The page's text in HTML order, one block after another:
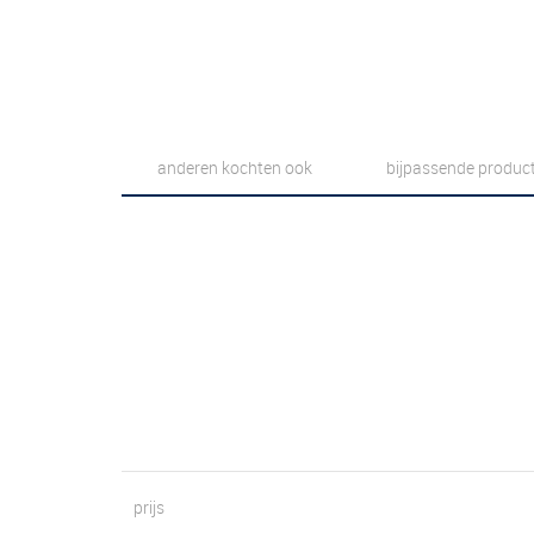
anderen kochten ook bijpassende
prijs